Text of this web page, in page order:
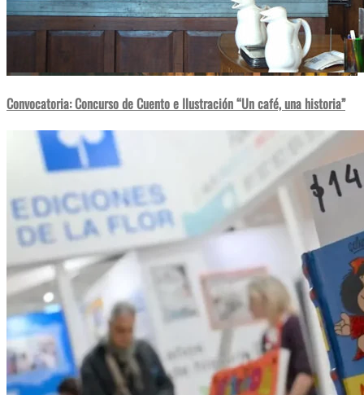
Convocatoria: Concurso de Cuento e Ilustración “Un café, una historia”